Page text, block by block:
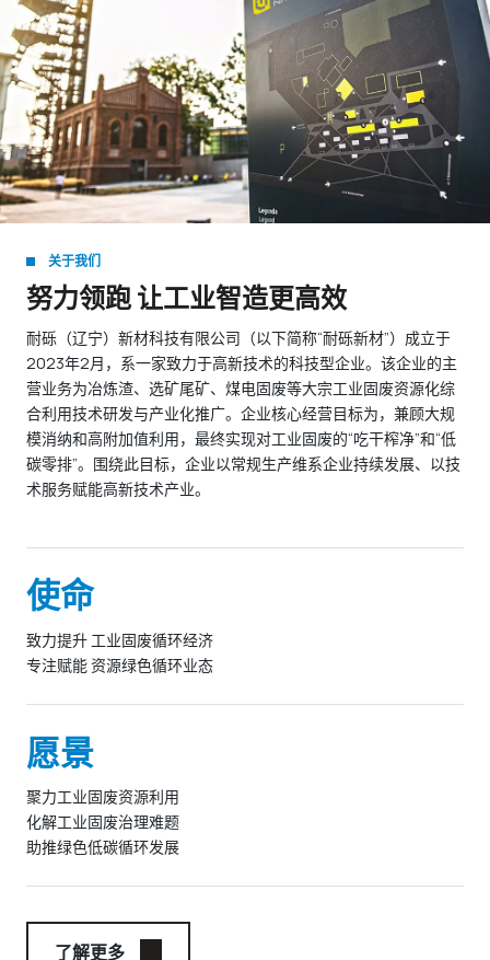
关于我们
努力领跑 让工业智造更高效
耐砾（辽宁）新材科技有限公司（以下简称“耐砾新材”）成立于
2023年2月，系一家致力于高新技术的科技型企业。该企业的主
营业务为冶炼渣、选矿尾矿、煤电固废等大宗工业固废资源化综
合利用技术研发与产业化推广。企业核心经营目标为，兼顾大规
模消纳和高附加值利用，最终实现对工业固废的“吃干榨净”和“低
碳零排”。围绕此目标，企业以常规生产维系企业持续发展、以技
术服务赋能高新技术产业。
使命
致力提升 工业固废循环经济
专注赋能 资源绿色循环业态
愿景
聚力工业固废资源利用
化解工业固废治理难题
助推绿色低碳循环发展
了解更多